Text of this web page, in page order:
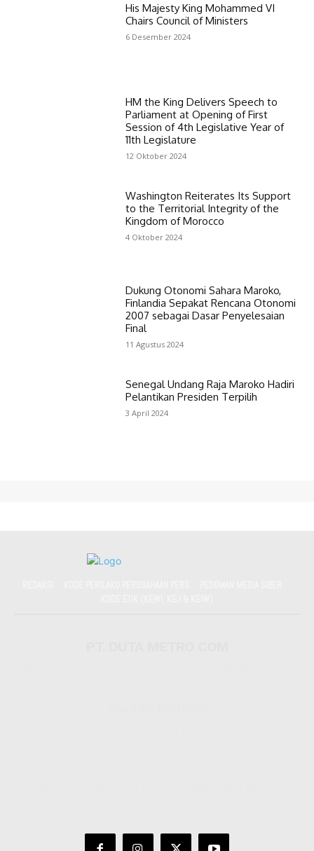
His Majesty King Mohammed VI
Chairs Council of Ministers
6 Desember 2024
HM the King Delivers Speech to
Parliament at Opening of First
Session of 4th Legislative Year of
11th Legislature
12 Oktober 2024
Washington Reiterates Its Support
to the Territorial Integrity of the
Kingdom of Morocco
4 Oktober 2024
Dukung Otonomi Sahara Maroko,
Finlandia Sepakat Rencana Otonomi
2007 sebagai Dasar Penyelesaian
Final
11 Agustus 2024
Senegal Undang Raja Maroko Hadiri
Pelantikan Presiden Terpilih
3 April 2024